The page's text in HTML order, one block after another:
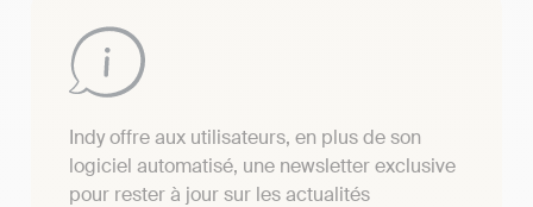
Indy offre aux utilisateurs, en plus de son
logiciel automatisé, une newsletter exclusive
pour rester à jour sur les actualités